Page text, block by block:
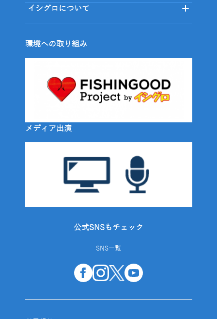
イシグロについて
環境への取り組み
メディア出演
公式SNSもチェック
SNS一覧